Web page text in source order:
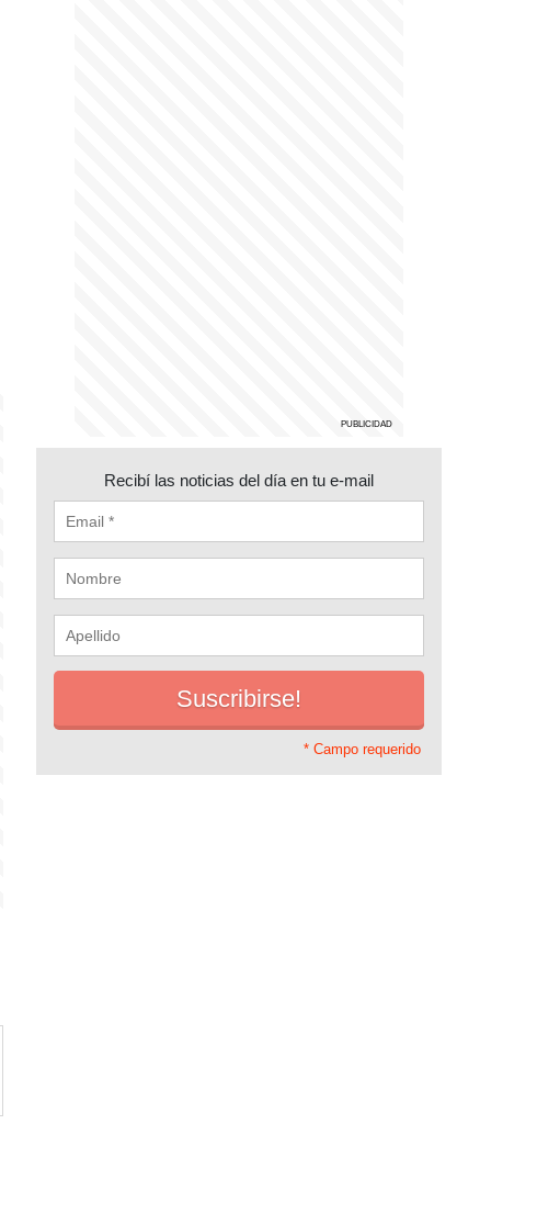
Recibí las noticias del día en tu e-mail
* Campo requerido